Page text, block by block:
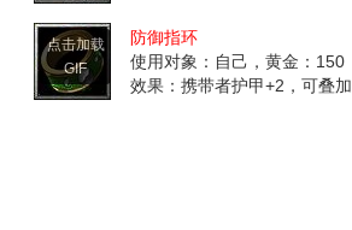
点击加载
GIF
防御指环
使用对象：自己，黄金：150
效果：携带者护甲+2，可叠加